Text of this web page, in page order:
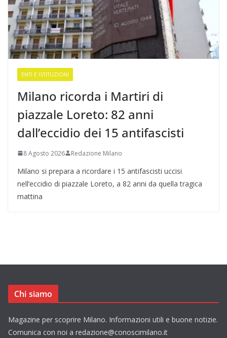
ENTI E ISTITUZIONI
Milano ricorda i Martiri di
piazzale Loreto: 82 anni
dall’eccidio dei 15 antifascisti
8 Agosto 2026 Redazione Milano
Milano si prepara a ricordare i 15 antifascisti uccisi
nell’eccidio di piazzale Loreto, a 82 anni da quella tragica
mattina
Chi siamo
Magazine per scoprire Milano. Informazioni utili e buone notizie.
Comunica con noi a redazione@conoscimilano.it